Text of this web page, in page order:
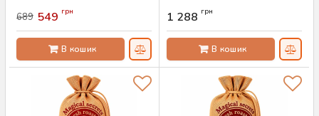
689 549 грн
В кошик
Артикул: AS-00740
1 288 грн
В кошик